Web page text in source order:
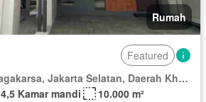
Rumah
Featured
RW 01, Cipedak, Jagakarsa, Jakarta Selatan, Daerah Khusus Ibukota Jakarta
4,5 Kamar mandi
10.000 m²